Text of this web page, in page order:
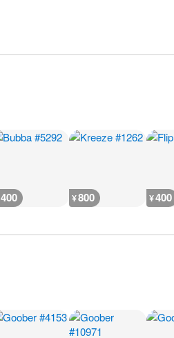
400 ¥800 ¥400